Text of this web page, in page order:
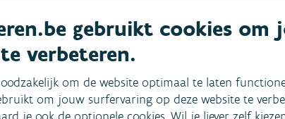
aan verschillende adaptatiemaatregelen. De
de kansen en uitdagingen omHarelbeke &
gebruikt cookies om
verbeteren.
om de website optimaal te laten
om jouw surfervaring op deze website te